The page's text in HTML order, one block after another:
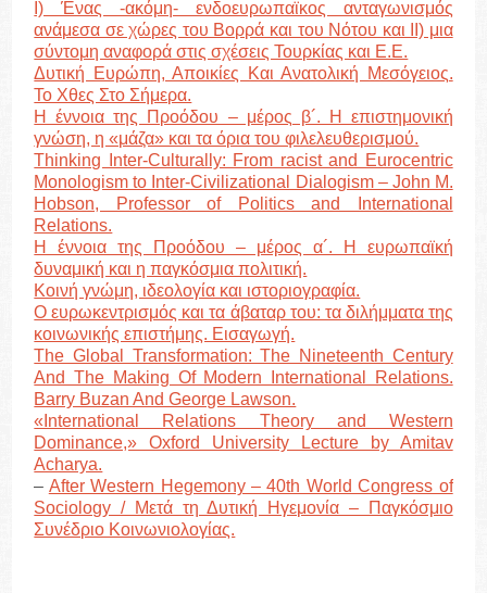
I) Ένας -ακόμη- ενδοευρωπαϊκος ανταγωνισμός
ανάμεσα σε χώρες του Βορρά και του Νότου και II) μια
σύντομη αναφορά στις σχέσεις Τουρκίας και Ε.Ε.
Δυτική Ευρώπη, Αποικίες Και Ανατολική Μεσόγειος.
Το Χθες Στο Σήμερα.
Η έννοια της Προόδου – μέρος β´. Η επιστημονική
γνώση, η «μάζα» και τα όρια του φιλελευθερισμού.
Thinking Inter-Culturally: From racist and Eurocentric
Monologism to Inter-Civilizational Dialogism – John M.
Hobson, Professor of Politics and International
Relations.
Η έννοια της Προόδου – μέρος α´. Η ευρωπαϊκή
δυναμική και η παγκόσμια πολιτική.
Κοινή γνώμη, ιδεολογία και ιστοριογραφία.
Ο ευρωκεντρισμός και τα άβαταρ του: τα διλήμματα της
κοινωνικής επιστήμης. Εισαγωγή.
The Global Transformation: The Nineteenth Century
And The Making Of Modern International Relations.
Barry Buzan And George Lawson.
«International Relations Theory and Western
Dominance,» Oxford University Lecture by Amitav
Acharya.
– After Western Hegemony – 40th World Congress of
Sociology / Μετά τη Δυτική Ηγεμονία – Παγκόσμιο
Συνέδριο Κοινωνιολογίας.